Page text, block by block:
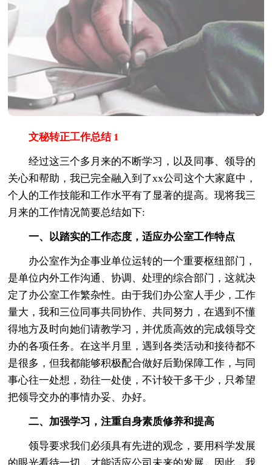
文秘转正工作总结 1
经过这三个多月来的不断学习，以及同事、领导的
关心和帮助，我已完全融入到了xx公司这个大家庭中，
个人的工作技能和工作水平有了显著的提高。现将我三
月来的工作情况简要总结如下:
一、以踏实的工作态度，适应办公室工作特点
办公室作为企事业单位运转的一个重要枢纽部门，
是单位内外工作沟通、协调、处理的综合部门，这就决
定了办公室工作繁杂性。由于我们办公室人手少，工作
量大，我和三位同事共同协作、共同努力，在遇到不懂
得地方及时向她们请教学习，并优质高效的完成领导交
办的各项任务。在这半月里，遇到各类活动和接待都不
是很多，但我都能够积极配合做好后勤保障工作，与同
事心往一处想，劲往一处使，不计较干多干少，只希望
把领导交办的事情办妥、办好。
二、加强学习，注重自身素质修养和提高
领导要求我们必须具有先进的观念，要用科学发展